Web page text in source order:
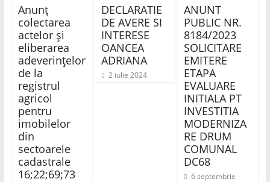
Anunț
colectarea
actelor și
eliberarea
adeverințelor
de la
registrul
agricol
pentru
imobilelor
din
sectoarele
cadastrale
16;22;69;73
DECLARATIE
DE AVERE SI
INTERESE
OANCEA
ADRIANA
2 iulie 2024
ANUNT
PUBLIC NR.
8184/2023
SOLICITARE
EMITERE
ETAPA
EVALUARE
INITIALA PT
INVESTITIA
MODERNIZA
RE DRUM
COMUNAL
DC68
6 septembrie